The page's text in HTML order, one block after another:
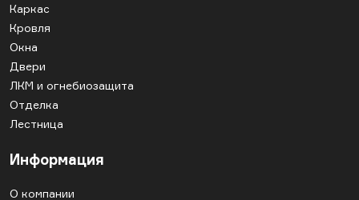
Каркас
Кровля
Окна
Двери
ЛКМ и огнебиозащита
Отделка
Лестница
Информация
О компании